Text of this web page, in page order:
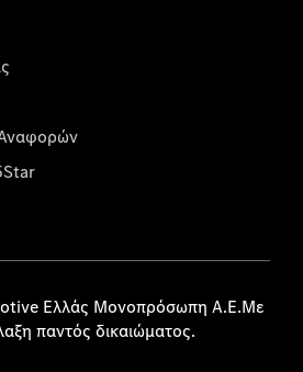
Αναφορών
Ελλάς Μονοπρόσωπη Α.Ε.Με
παντός δικαιώματος.